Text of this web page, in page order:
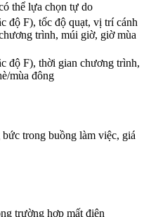
thể lựa chọn tự do
độ F), tốc độ quạt, vị trí cánh
trình, múi giờ, giờ mùa
độ F), thời gian chương trình,
mùa đông
trong buồng làm việc, giá
trường hợp mất điện